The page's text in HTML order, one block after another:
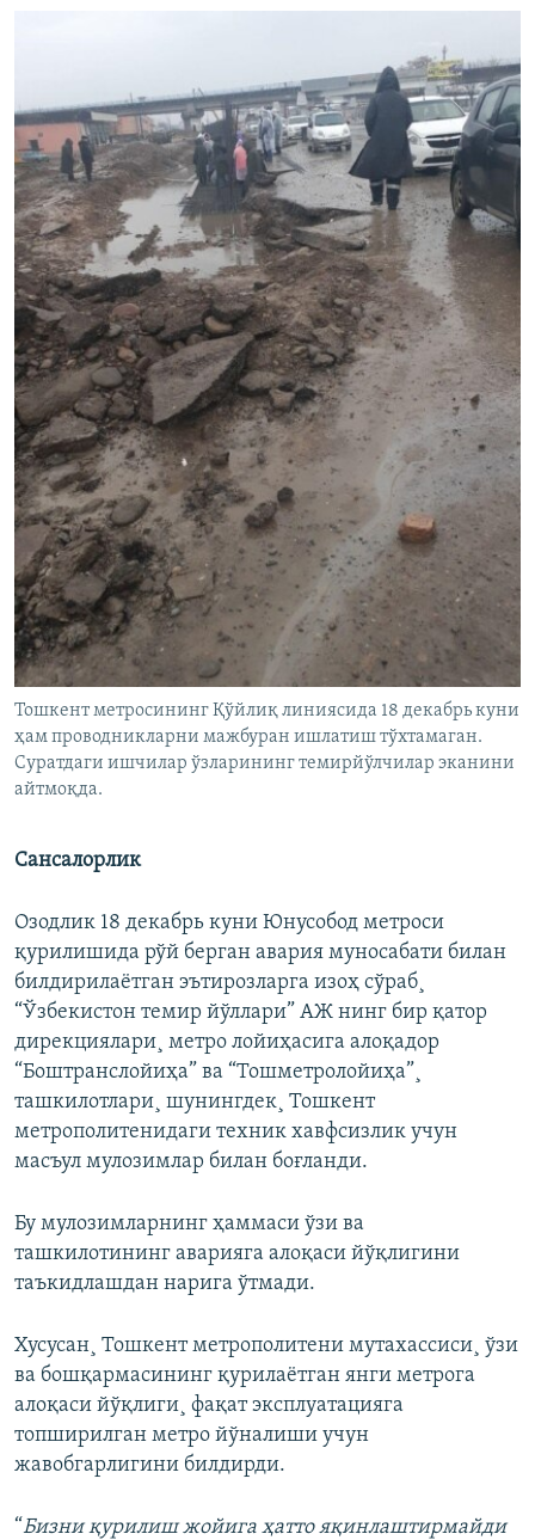
Тошкент метросининг Қўйлиқ линиясида 18 декабрь куни
ҳам проводникларни мажбуран ишлатиш тўхтамаган.
Суратдаги ишчилар ўзларининг темирйўлчилар эканини
айтмоқда.
Сансалорлик
Озодлик 18 декабрь куни Юнусобод метроси
қурилишида рўй берган авария муносабати билан
билдирилаëтган эътирозларга изоҳ сўраб¸
“Ўзбекистон темир йўллари” АЖ нинг бир қатор
дирекциялари¸ метро лойиҳасига алоқадор
“Боштранслойиҳа” ва “Тошметролойиҳа”¸
ташкилотлари¸ шунингдек¸ Тошкент
метрополитенидаги техник хавфсизлик учун
масъул мулозимлар билан боғланди.
Бу мулозимларнинг ҳаммаси ўзи ва
ташкилотининг аварияга алоқаси йўқлигини
таъкидлашдан нарига ўтмади.
Хусусан¸ Тошкент метрополитени мутахассиси¸ ўзи
ва бошқармасининг қурилаëтган янги метрога
алоқаси йўқлиги¸ фақат эксплуатацияга
топширилган метро йўналиши учун
жавобгарлигини билдирди.
“Бизни қурилиш жойига ҳатто яқинлаштирмайди